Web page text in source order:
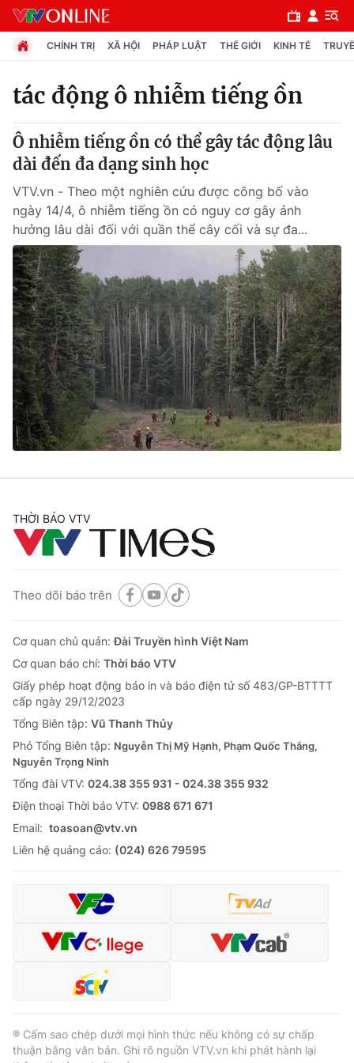
Chuyên mục
Chính trị
Xã hội
Pháp luật
Y tế
Thế giới
Tin tức
Thế giới đó đây
Câu chuyện quốc tế
Kinh tế
Tài chính
Thị trường
Góc doanh nghiệp
Dữ liệu và đời sống
Truyền hình
Phim VTV
Hậu trường
Giải sao mai
Giải trí
Điện ảnh
Âm nhạc
Du lịch
Làm đẹp
Chất lượng cuộc sống
Tuyển sinh
Học trực tuyến
Công nghệ
Hitech Công nghệ tương lai
Sản phẩm
Thị trường
Tư vấn
Giao lưu trực tuyến
Lịch phát sóng
Chuyên mục khác
Emagazine Podcast
Video Shorts video
VTV Money
VTV Sức khoẻ Bất động sản
CHÍNH TRỊ XÃ HỘI PHÁP LUẬT THẾ GIỚI KINH TẾ
tác động ô nhiễm tiếng ồn
Ô nhiễm tiếng ồn có thể gây tác động lâu
dài đến đa dạng sinh học
VTV.vn - Theo một nghiên cứu được công bố vào
ngày 14/4, ô nhiễm tiếng ồn có nguy cơ gây ảnh
hưởng lâu dài đối với quần thể cây cối và sự đa...
THỜI BÁO VTV
Theo dõi báo trên
Cơ quan chủ quản:Đài Truyền hình Việt Nam
Cơ quan báo chí: Thời báo VTV
Giấy phép hoạt động báo in và báo điện tử số 483/GP-BTTTT
cấp ngày 29/12/2023
Tổng Biên tập: Vũ Thanh Thủy
Phó Tổng Biên tập: Nguyễn Thị Mỹ Hạnh, Phạm Quốc Thắng,
Nguyễn Trọng Ninh
Tổng đài VTV: 024.38 355 931 - 024.38 355 932
Ðiện thoại Thời báo VTV: 0988 671 671
Email: toasoan@vtv.vn
Liên hệ quảng cáo: (024) 626 79595
® Cấm sao chép dưới mọi hình thức nếu không có sự chấp
thuận bằng văn bản. Ghi rõ nguồn VTV.vn khi phát hành lại